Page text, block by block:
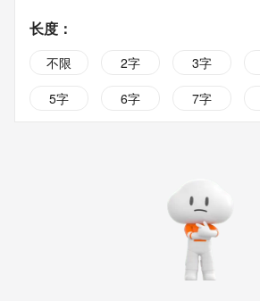
长度 ：
不限 2字 3字
5字
6字 7字